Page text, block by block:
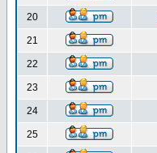
20
21
22
23
24
25